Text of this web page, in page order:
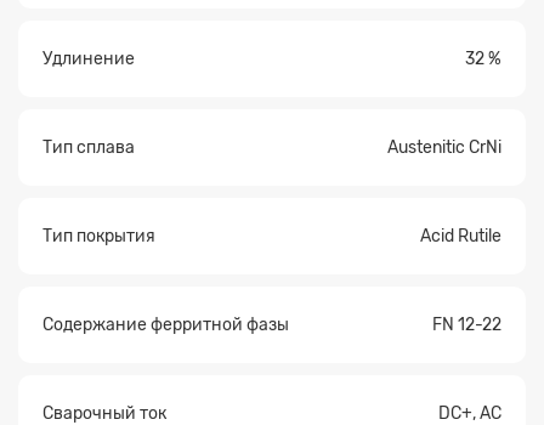
Удлинение 32 %
Тип сплава Austenitic CrNi
Тип покрытия Acid Rutile
Содержание ферритной фазы FN 12-22
Сварочный ток DC+, AC